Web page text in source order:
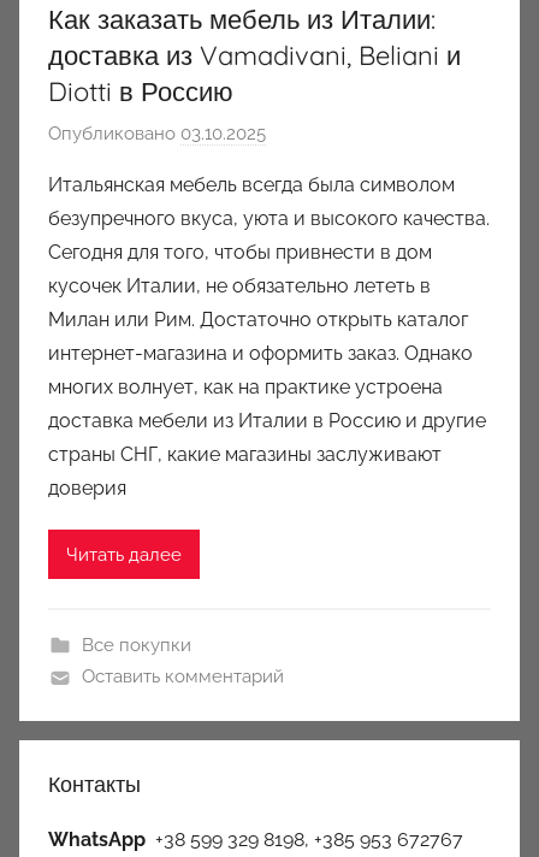
Как заказать мебель из Италии:
доставка из Vamadivani, Beliani и
Diotti в Россию
Опубликовано 03.10.2025
т
о
р
о
м
a
u
k
c
Итальянская мебель всегда была символом
безупречного вкуса, уюта и высокого качества.
Сегодня для того, чтобы привнести в дом
кусочек Италии, не обязательно лететь в
Милан или Рим. Достаточно открыть каталог
интернет-магазина и оформить заказ. Однако
многих волнует, как на практике устроена
доставка мебели из Италии в Россию и другие
страны СНГ, какие магазины заслуживают
доверия
Читать далее
Все покупки
Оставить комментарий
Контакты
WhatsApp +38 599 329 8198, +385 953 672767